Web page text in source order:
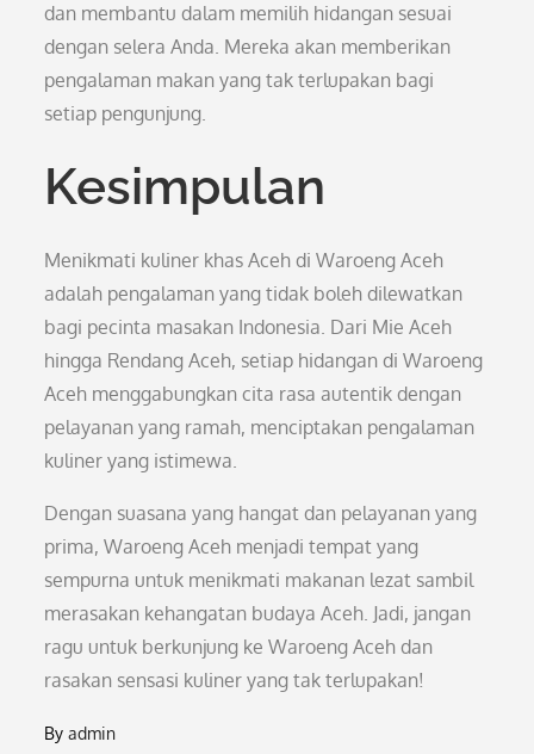
dan membantu dalam memilih hidangan sesuai
dengan selera Anda. Mereka akan memberikan
pengalaman makan yang tak terlupakan bagi
setiap pengunjung.
Kesimpulan
Menikmati kuliner khas Aceh di Waroeng Aceh
adalah pengalaman yang tidak boleh dilewatkan
bagi pecinta masakan Indonesia. Dari Mie Aceh
hingga Rendang Aceh, setiap hidangan di Waroeng
Aceh menggabungkan cita rasa autentik dengan
pelayanan yang ramah, menciptakan pengalaman
kuliner yang istimewa.
Dengan suasana yang hangat dan pelayanan yang
prima, Waroeng Aceh menjadi tempat yang
sempurna untuk menikmati makanan lezat sambil
merasakan kehangatan budaya Aceh. Jadi, jangan
ragu untuk berkunjung ke Waroeng Aceh dan
rasakan sensasi kuliner yang tak terlupakan!
Byadmin